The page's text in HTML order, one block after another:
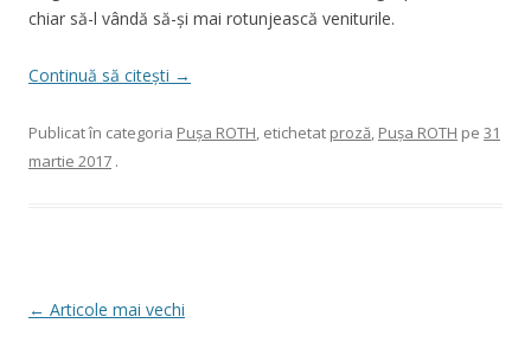
chiar să-l vândă să-şi mai rotunjească veniturile.
Continuă să citești →
Publicat în categoria Pușa ROTH, etichetat proză, Pușa ROTH pe 31
martie 2017 .
Navigare
← Articole mai vechi